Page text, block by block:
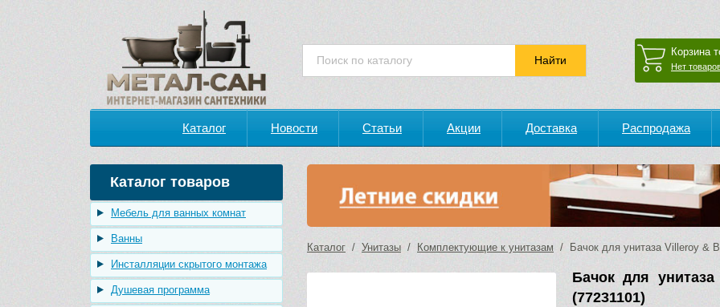
Корзина
Нет
Каталог Новости Статьи Акции Доставка Распродажа
Каталог товаров
Мебель для ванных комнат
Ванны
Инсталляции скрытого монтажа
Душевая программа
Каталог / Унитазы / Комплектующие к унитазам / Бачок для унитаза Villeroy &
Бачок для
(77231101)